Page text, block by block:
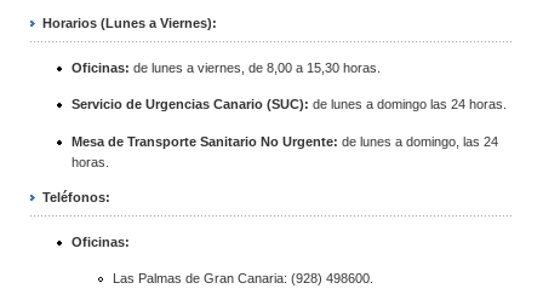
Horarios (Lunes a Viernes):
Oficinas: de lunes a viernes, de 8,00 a 15,30 horas.
Servicio de Urgencias Canario (SUC): de lunes a domingo las 24 horas.
Mesa de Transporte Sanitario No Urgente: de lunes a domingo, las 24
horas.
Teléfonos:
Oficinas:
Las Palmas de Gran Canaria: (928) 498600.